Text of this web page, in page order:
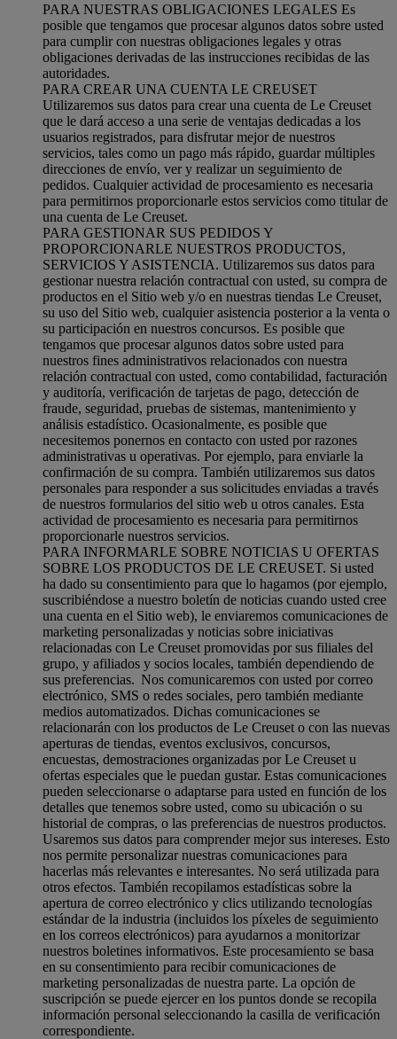
PARA NUESTRAS OBLIGACIONES LEGALES Es
posible que tengamos que procesar algunos datos sobre usted
para cumplir con nuestras obligaciones legales y otras
obligaciones derivadas de las instrucciones recibidas de las
autoridades.
PARA CREAR UNA CUENTA LE CREUSET
Utilizaremos sus datos para crear una cuenta de Le Creuset
que le dará acceso a una serie de ventajas dedicadas a los
usuarios registrados, para disfrutar mejor de nuestros
servicios, tales como un pago más rápido, guardar múltiples
direcciones de envío, ver y realizar un seguimiento de
pedidos. Cualquier actividad de procesamiento es necesaria
para permitirnos proporcionarle estos servicios como titular de
una cuenta de Le Creuset.
PARA GESTIONAR SUS PEDIDOS Y
PROPORCIONARLE NUESTROS PRODUCTOS,
SERVICIOS Y ASISTENCIA. Utilizaremos sus datos para
gestionar nuestra relación contractual con usted, su compra de
productos en el Sitio web y/o en nuestras tiendas Le Creuset,
su uso del Sitio web, cualquier asistencia posterior a la venta o
su participación en nuestros concursos. Es posible que
tengamos que procesar algunos datos sobre usted para
nuestros fines administrativos relacionados con nuestra
relación contractual con usted, como contabilidad, facturación
y auditoría, verificación de tarjetas de pago, detección de
fraude, seguridad, pruebas de sistemas, mantenimiento y
análisis estadístico. Ocasionalmente, es posible que
necesitemos ponernos en contacto con usted por razones
administrativas u operativas. Por ejemplo, para enviarle la
confirmación de su compra. También utilizaremos sus datos
personales para responder a sus solicitudes enviadas a través
de nuestros formularios del sitio web u otros canales. Esta
actividad de procesamiento es necesaria para permitirnos
proporcionarle nuestros servicios.
PARA INFORMARLE SOBRE NOTICIAS U OFERTAS
SOBRE LOS PRODUCTOS DE LE CREUSET. Si usted
ha dado su consentimiento para que lo hagamos (por ejemplo,
suscribiéndose a nuestro boletín de noticias cuando usted cree
una cuenta en el Sitio web), le enviaremos comunicaciones de
marketing personalizadas y noticias sobre iniciativas
relacionadas con Le Creuset promovidas por sus filiales del
grupo, y afiliados y socios locales, también dependiendo de
sus preferencias. Nos comunicaremos con usted por correo
electrónico, SMS o redes sociales, pero también mediante
medios automatizados. Dichas comunicaciones se
relacionarán con los productos de Le Creuset o con las nuevas
aperturas de tiendas, eventos exclusivos, concursos,
encuestas, demostraciones organizadas por Le Creuset u
ofertas especiales que le puedan gustar. Estas comunicaciones
pueden seleccionarse o adaptarse para usted en función de los
detalles que tenemos sobre usted, como su ubicación o su
historial de compras, o las preferencias de nuestros productos.
Usaremos sus datos para comprender mejor sus intereses. Esto
nos permite personalizar nuestras comunicaciones para
hacerlas más relevantes e interesantes. No será utilizada para
otros efectos. También recopilamos estadísticas sobre la
apertura de correo electrónico y clics utilizando tecnologías
estándar de la industria (incluidos los píxeles de seguimiento
en los correos electrónicos) para ayudarnos a monitorizar
nuestros boletines informativos. Este procesamiento se basa
en su consentimiento para recibir comunicaciones de
marketing personalizadas de nuestra parte. La opción de
suscripción se puede ejercer en los puntos donde se recopila
información personal seleccionando la casilla de verificación
correspondiente.